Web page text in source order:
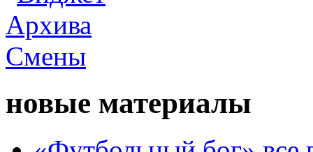
новые материалы